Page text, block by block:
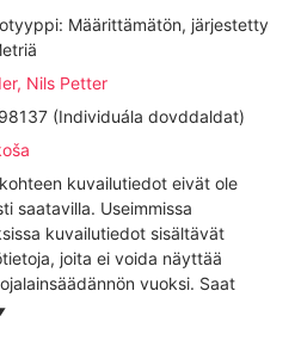
Määrittämätön, järjestetty
Nils Petter
(Individuála dovddaldat)
kuvailutiedot eivät ole
saatavilla. Useimmissa
kuvailutiedot sisältävät
joita ei voida näyttää
vuoksi. Saat
käyttöösi, kun rekisteröidyt ja